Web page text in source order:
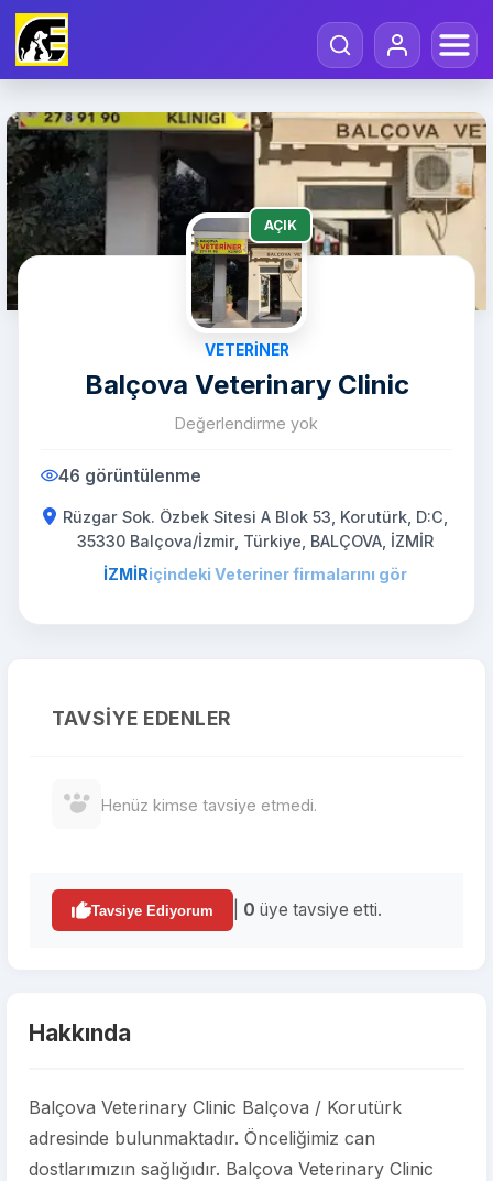
AÇIK
VETERINER
Balçova Veterinary Clinic
Değerlendirme yok
46 görüntülenme
Rüzgar Sok. Özbek Sitesi A Blok 53, Korutürk, D:C,
35330 Balçova/İzmir, Türkiye, BALÇOVA, İZMİR
İZMİRiçindeki Veteriner firmalarını gör
TAVSIYE EDENLER
Henüz kimse tavsiye etmedi.
Tavsiye Ediyorum 0 üye tavsiye etti.
Hakkında
Balçova Veterinary Clinic Balçova / Korutürk
adresinde bulunmaktadır. Önceliğimiz can
dostlarımızın sağlığıdır. Balçova Veterinary Clinic